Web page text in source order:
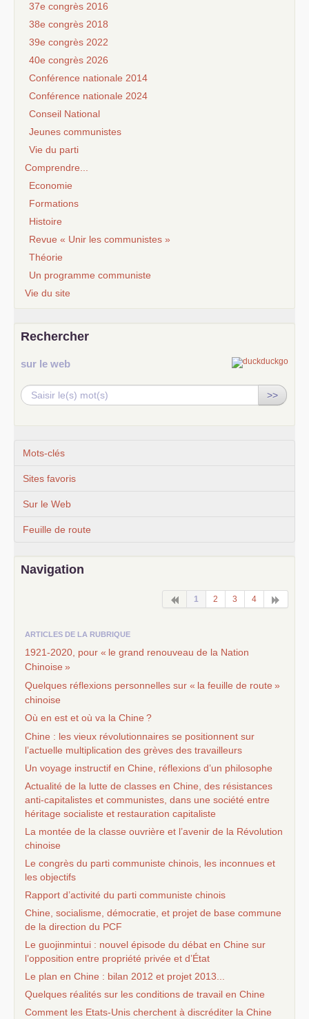
37e congrès 2016
38e congrès 2018
39e congrès 2022
40e congrès 2026
Conférence nationale 2014
Conférence nationale 2024
Conseil National
Jeunes communistes
Vie du parti
Comprendre...
Economie
Formations
Histoire
Revue « Unir les communistes »
Théorie
Un programme communiste
Vie du site
Rechercher
sur le web
>>
Mots-clés
Sites favoris
Sur le Web
Feuille de route
Navigation
1 2 3 4
ARTICLES DE LA RUBRIQUE
1921-2020, pour « le grand renouveau de la Nation
Chinoise »
Quelques réflexions personnelles sur « la feuille de route »
chinoise
Où en est et où va la Chine ?
Chine : les vieux révolutionnaires se positionnent sur
l’actuelle multiplication des grèves des travailleurs
Un voyage instructif en Chine, réflexions d’un philosophe
Actualité de la lutte de classes en Chine, des résistances
anti-capitalistes et communistes, dans une société entre
héritage socialiste et restauration capitaliste
La montée de la classe ouvrière et l’avenir de la Révolution
chinoise
Le congrès du parti communiste chinois, les inconnues et
les objectifs
Rapport d’activité du parti communiste chinois
Chine, socialisme, démocratie, et projet de base commune
de la direction du PCF
Le guojinmintui : nouvel épisode du débat en Chine sur
l’opposition entre propriété privée et d’État
Le plan en Chine : bilan 2012 et projet 2013...
Quelques réalités sur les conditions de travail en Chine
Comment les Etats-Unis cherchent à discréditer la Chine